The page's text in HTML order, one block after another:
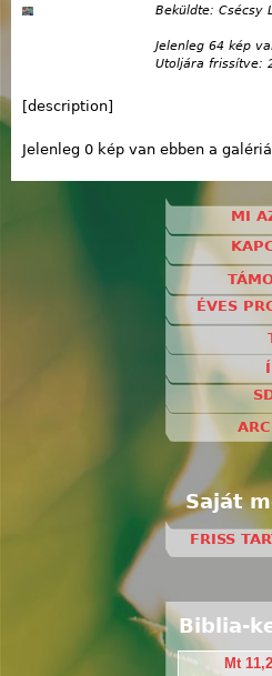
Beküldte: Csécsy
Jelenleg 64 kép
Utoljára frissítve:
[description]
Jelenleg 0 kép van ebben a
MI
ÉVES
Saját
FRISS
Biblia-